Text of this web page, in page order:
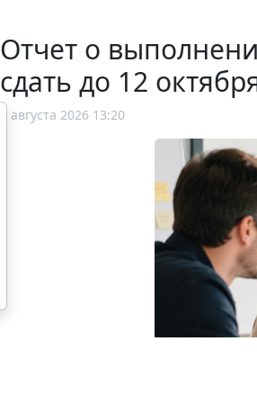
Отчет о
сдать до 12
6 августа 2026 13:20